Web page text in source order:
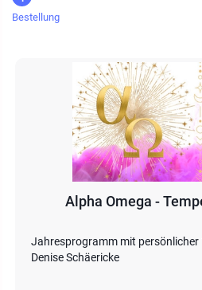
Bestellung
Alpha Omega -
Jahresprogramm mit persönlicher
Denise Schäericke